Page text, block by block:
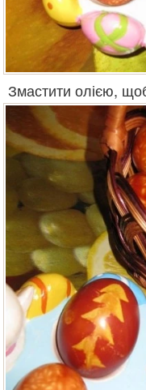
Змастити олією,